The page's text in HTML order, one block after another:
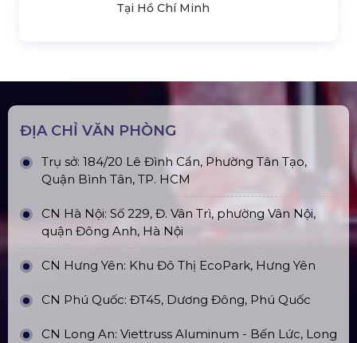
Tại Hồ Chí Minh
ĐỊA CHỈ VĂN PHÒNG
Trụ sở: 184/20 Lê Đình Cẩn, Phường Tân Tạo,
Quận Bình Tân, TP. HCM
CN Hà Nội: Số 229, Đ. Vân Trì, phường Vân Nội,
quận Đông Anh, Hà Nội
CN Hưng Yên: Khu Đô Thị EcoPark, Hưng Yên
CN Phú Quốc: ĐT45, Dương Đông, Phú Quốc
CN Long An: Viettruss Aluminum - Bến Lức, Long